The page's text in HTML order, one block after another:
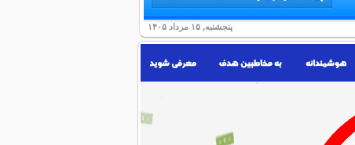
پنجشنبه, ۱۵ مرداد ۱۴۰۵